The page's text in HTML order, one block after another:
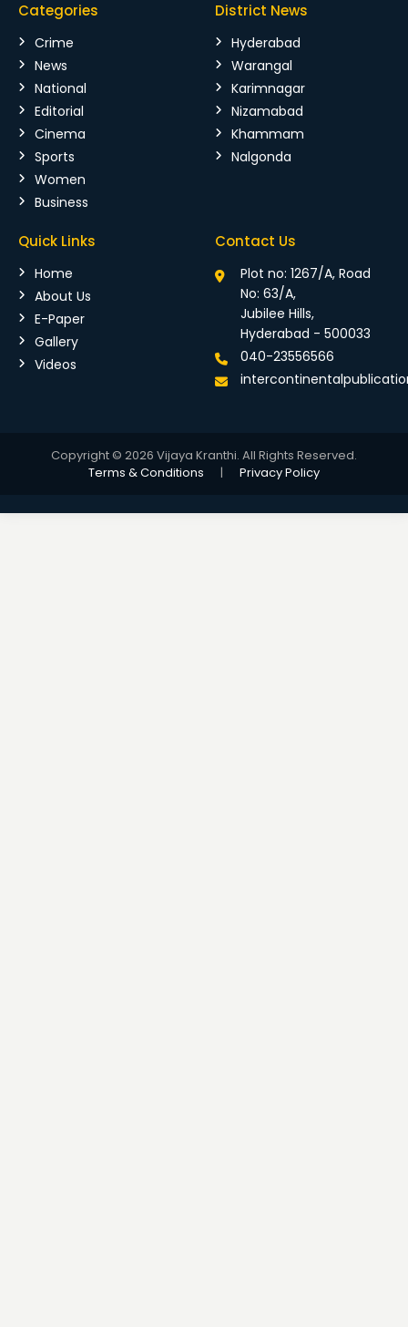
Categories
Crime
News
National
Editorial
Cinema
Sports
Women
Business
District News
Hyderabad
Warangal
Karimnagar
Nizamabad
Khammam
Nalgonda
Quick Links
Home
About Us
E-Paper
Gallery
Videos
Contact Us
Plot no: 1267/A, Road
No: 63/A,
Jubilee Hills,
Hyderabad - 500033
040-23556566
Copyright © 2026 Vijaya Kranthi. All Rights Reserved.
Terms & Conditions
| Privacy Policy